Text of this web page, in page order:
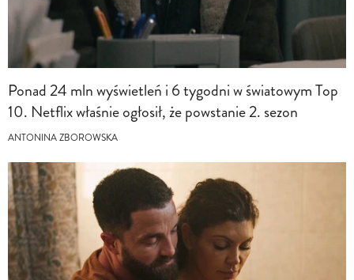
Ponad 24 mln wyświetleń i 6 tygodni w światowym Top
10. Netflix właśnie ogłosił, że powstanie 2. sezon
ANTONINA ZBOROWSKA